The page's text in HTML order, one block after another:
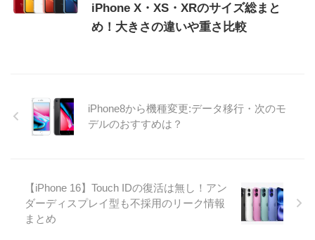
iPhone X・XS・XRのサイズ総まと
め！大きさの違いや重さ比較
iPhone8から機種変更:データ移行・次のモ
デルのおすすめは？
【iPhone 16】Touch IDの復活は無し！アン
ダーディスプレイ型も不採用のリーク情報
まとめ